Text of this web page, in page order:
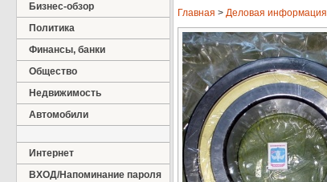
Бизнес-обзор
Политика
Финансы, банки
Общество
Недвижимость
Автомобили
Интернет
ВХОД/Напоминание пароля
Главная > Деловая информация